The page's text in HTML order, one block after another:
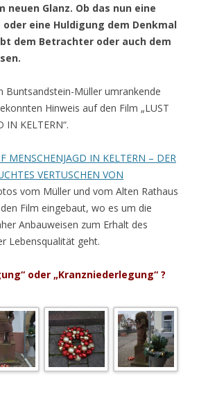
neuen Glanz. Ob das nun eine
eine Huldigung dem Denkmal
dem Betrachter oder auch dem
Buntsandstein-Müller umrankende
Hinweis auf den Film „LUST
IN KELTERN“.
MENSCHENJAGD IN KELTERN – DER
VERTUSCHEN VON
vom Müller und vom Alten Rathaus
Film eingebaut, wo es um die
Anbauweisen zum Erhalt des
Lebensqualität geht.
oder „Kranzniederlegung“ ?